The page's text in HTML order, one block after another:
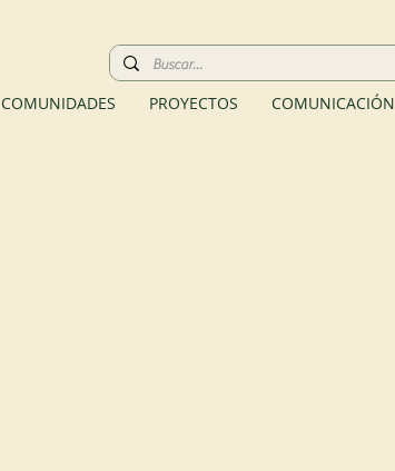
COMUNIDADES PROYECTOS COMUNICACIÓN